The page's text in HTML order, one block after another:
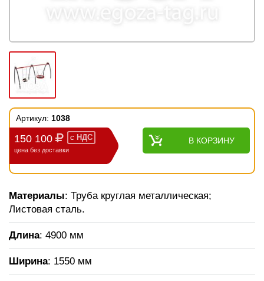
Артикул: 1038
150 100 с НДС
цена без доставки
В КОРЗИНУ
Материалы: Труба круглая металлическая;
Листовая сталь.
Длина: 4900 мм
Ширина: 1550 мм